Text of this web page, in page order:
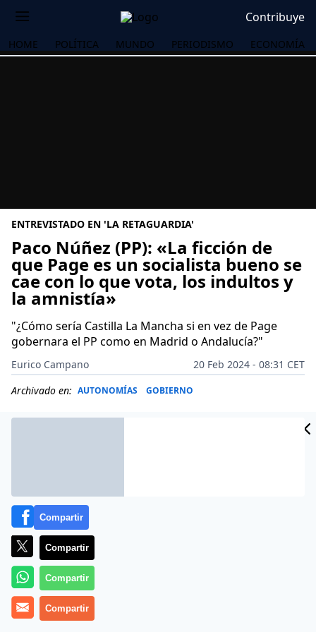
Contribuye
HOME POLÍTICA MUNDO PERIODISMO ECONOMÍA
ENTREVISTADO EN 'LA RETAGUARDIA'
Paco Núñez (PP): «La ficción de
que Page es un socialista bueno se
cae con lo que vota, los indultos y
la amnistía»
"¿Cómo sería Castilla La Mancha si en vez de Page
gobernara el PP como en Madrid o Andalucía?"
Eurico Campano
20 Feb 2024 - 08:31 CET
Archivado en: AUTONOMÍAS GOBIERNO
Más información
Compartir
Compartir
Compartir
Compartir